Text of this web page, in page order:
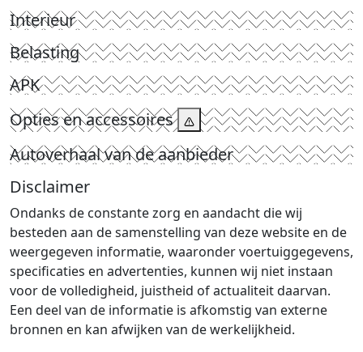
Interieur
Belasting
APK
Opties en accessoires
Autoverhaal van de aanbieder
Disclaimer
Ondanks de constante zorg en aandacht die wij
besteden aan de samenstelling van deze website en de
weergegeven informatie, waaronder voertuiggegevens,
specificaties en advertenties, kunnen wij niet instaan
voor de volledigheid, juistheid of actualiteit daarvan.
Een deel van de informatie is afkomstig van externe
bronnen en kan afwijken van de werkelijkheid.